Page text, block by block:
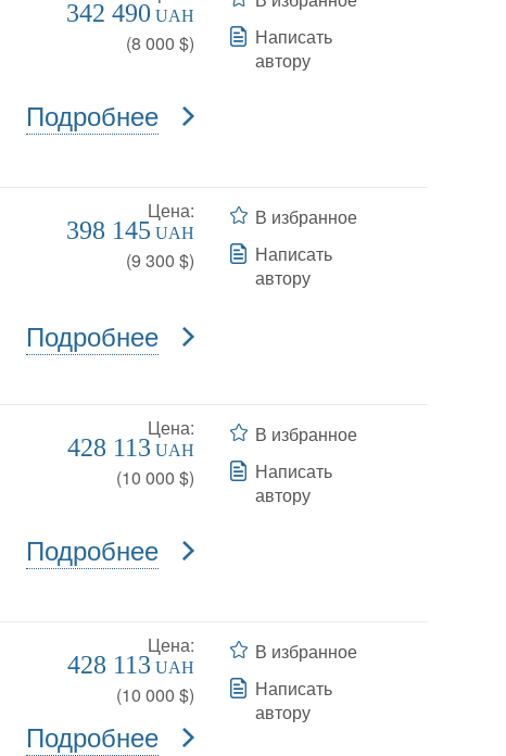
342 490 UAH
(8 000 $)
Подробнее
Написать
автору
Цена:
398 145 UAH
(9 300 $)
Подробнее
В избранное
Написать
автору
Цена:
428 113 UAH
(10 000 $)
Подробнее
В избранное
Написать
автору
Цена:
428 113 UAH
(10 000 $)
Подробнее
В избранное
Написать
автору